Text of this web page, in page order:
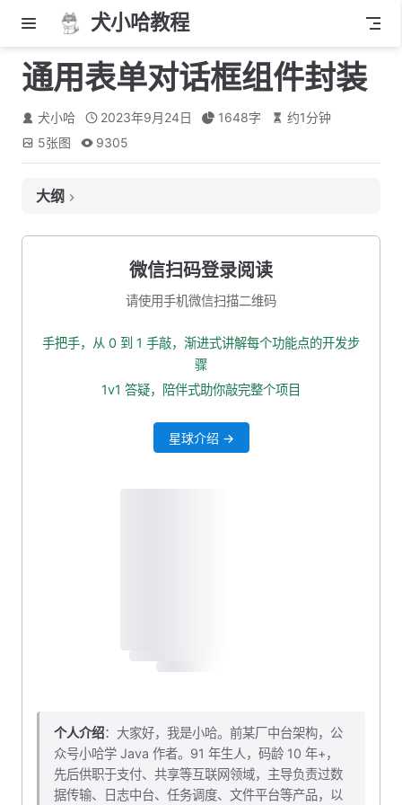
犬小哈教程
通用表单对话框组件封装
犬小哈 2023年9月24日 1648字 约1分钟
5张图 9305
大纲
2. 复制对话框的模板代码
3. 使用表单对话框组件
5. 确认、取消按钮
6. 对外暴露：标题、宽度、确认按钮文字、提交事件
微信扫码登录阅读
请使用手机微信扫描二维码
手把手，从 0 到 1 手敲，渐进式讲解每个功能点的开发步
骤
1v1 答疑，陪伴式助你敲完整个项目
星球介绍 →
个人介绍：大家好，我是小哈。前某厂中台架构，公
众号小哈学 Java 作者。91 年生人，码龄 10 年+，
先后供职于支付、共享等互联网领域，主导负责过数
据传输、日志中台、任务调度、文件平台等产品，以